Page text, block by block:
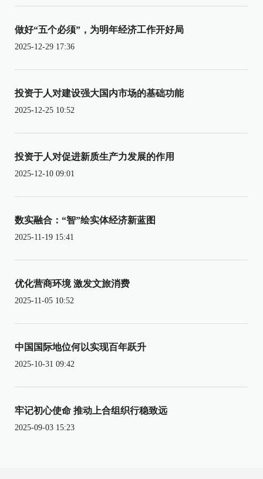
做好“五个必须”，为明年经济工作开好局
2025-12-29 17:36
投资于人对建设强大国内市场的基础功能
2025-12-25 10:52
投资于人对促进新质生产力发展的作用
2025-12-10 09:01
数实融合：“智”绘实体经济新蓝图
2025-11-19 15:41
优化营商环境 激发文旅消费
2025-11-05 10:52
中国国际地位何以实现百年跃升
2025-10-31 09:42
牢记初心使命 推动上合组织行稳致远
2025-09-03 15:23